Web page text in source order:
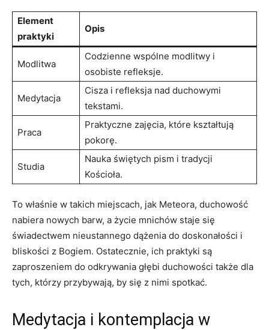
Element
praktyki
Opis
Modlitwa
Codzienne wspólne modlitwy i
osobiste refleksje.
Medytacja
Cisza i refleksja nad duchowymi
tekstami.
Praca
Praktyczne zajęcia, które kształtują
pokorę.
Studia
Nauka świętych pism i tradycji
Kościoła.
To właśnie w takich miejscach, jak Meteora, duchowość
nabiera nowych barw, a życie mnichów staje się
świadectwem nieustannego dążenia do doskonałości i
bliskości z Bogiem. Ostatecznie, ich praktyki są
zaproszeniem do odkrywania głębi duchowości także dla
tych, którzy przybywają, by się z nimi spotkać.
Medytacja i kontemplacja w